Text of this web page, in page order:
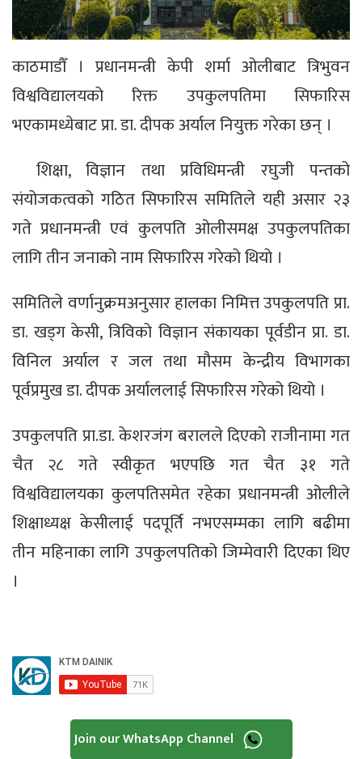
काठमाडौँ । प्रधानमन्त्री केपी शर्मा ओलीबाट त्रिभुवन
विश्वविद्यालयको रिक्त उपकुलपतिमा सिफारिस
भएकामध्येबाट प्रा. डा. दीपक अर्याल नियुक्त गरेका छन् ।
शिक्षा, विज्ञान तथा प्रविधिमन्त्री रघुजी पन्तको
संयोजकत्वको गठित सिफारिस समितिले यही असार २३
गते प्रधानमन्त्री एवं कुलपति ओलीसमक्ष उपकुलपतिका
लागि तीन जनाको नाम सिफारिस गरेको थियो ।
समितिले वर्णानुक्रमअनुसार हालका निमित्त उपकुलपति प्रा.
डा. खड्ग केसी, त्रिविको विज्ञान संकायका पूर्वडीन प्रा. डा.
विनिल अर्याल र जल तथा मौसम केन्द्रीय विभागका
पूर्वप्रमुख डा. दीपक अर्याललाई सिफारिस गरेको थियो ।
उपकुलपति प्रा.डा. केशरजंग बरालले दिएको राजीनामा गत
चैत २८ गते स्वीकृत भएपछि गत चैत ३१ गते
विश्वविद्यालयका कुलपतिसमेत रहेका प्रधानमन्त्री ओलीले
शिक्षाध्यक्ष केसीलाई पदपूर्ति नभएसम्मका लागि बढीमा
तीन महिनाका लागि उपकुलपतिको जिम्मेवारी दिएका थिए
।
Join our WhatsApp Channel